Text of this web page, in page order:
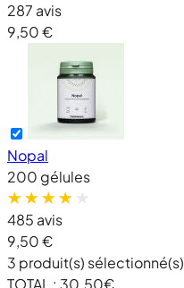
287 avis
9,50 €
Nopal
200 gélules
485 avis
9,50 €
3 produit(s) sélectionné(s)
TOTAL : 30.50€